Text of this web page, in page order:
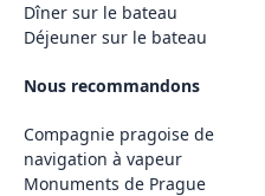
Dîner sur le bateau
Déjeuner sur le bateau
Nous recommandons
Compagnie pragoise de
navigation à vapeur
Monuments de Prague